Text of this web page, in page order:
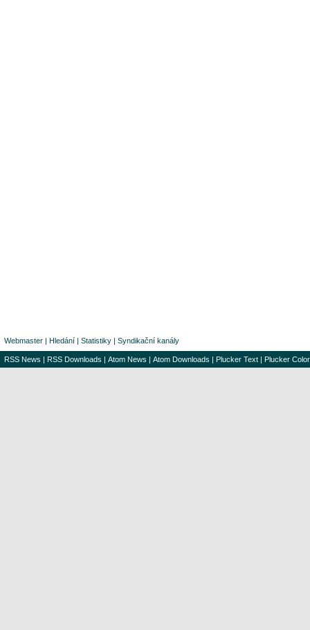
Webmaster | Hledání | Statistiky | Syndikační kanály
RSS News | RSS Downloads | Atom News | Atom Downloads | Plucker Text | Plucker Color